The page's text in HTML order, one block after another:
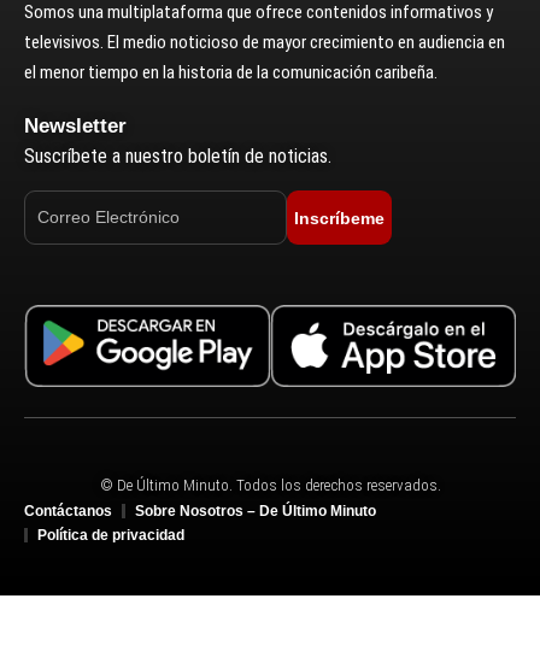
Somos una multiplataforma que ofrece contenidos informativos y
televisivos. El medio noticioso de mayor crecimiento en audiencia en
el menor tiempo en la historia de la comunicación caribeña.
Newsletter
Suscríbete a nuestro boletín de noticias.
Inscríbeme
© De Último Minuto. Todos los derechos reservados.
Contáctanos
Sobre Nosotros – De Último Minuto
Política de privacidad